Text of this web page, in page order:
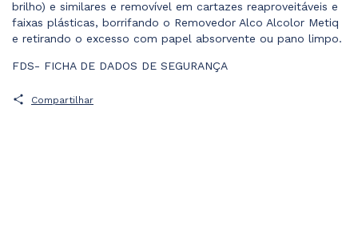
brilho) e similares e removível em cartazes reaproveitáveis e
faixas plásticas, borrifando o Removedor Alco Alcolor Metiq
e retirando o excesso com papel absorvente ou pano limpo.
FDS- FICHA DE DADOS DE SEGURANÇA
Compartilhar